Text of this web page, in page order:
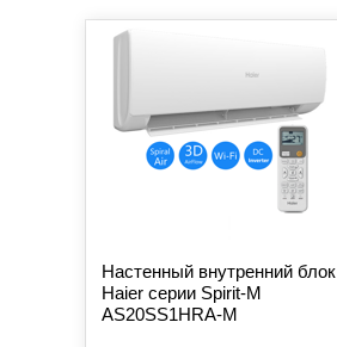
Настенный внутренний блок
Haier серии Spirit-M
AS20SS1HRA-M